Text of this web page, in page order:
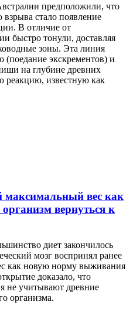
предположили, что
стало появление
В отличие от
быстро тонули, доставляя
зоны. Эта линия
(поедание экскрементов) и
на глубине древних
реакцию, известную как
вес как
вернуться к
диет закончилось
мозг воспринял ранее
как новую норму выживания
доказало, что
не учитывают древние
организма.